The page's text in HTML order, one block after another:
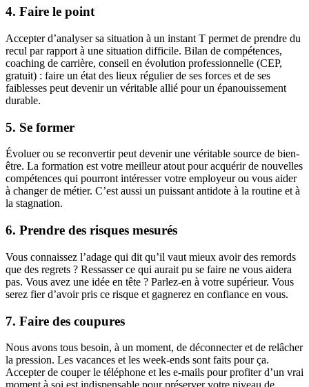
4. Faire le point
Accepter d’analyser sa situation à un instant T permet de prendre du
recul par rapport à une situation difficile. Bilan de compétences,
coaching de carrière, conseil en évolution professionnelle (CEP,
gratuit) : faire un état des lieux régulier de ses forces et de ses
faiblesses peut devenir un véritable allié pour un épanouissement
durable.
5. Se former
Évoluer ou se reconvertir peut devenir une véritable source de bien-
être. La formation est votre meilleur atout pour acquérir de nouvelles
compétences qui pourront intéresser votre employeur ou vous aider
à changer de métier. C’est aussi un puissant antidote à la routine et à
la stagnation.
6. Prendre des risques mesurés
Vous connaissez l’adage qui dit qu’il vaut mieux avoir des remords
que des regrets ? Ressasser ce qui aurait pu se faire ne vous aidera
pas. Vous avez une idée en tête ? Parlez-en à votre supérieur. Vous
serez fier d’avoir pris ce risque et gagnerez en confiance en vous.
7. Faire des coupures
Nous avons tous besoin, à un moment, de déconnecter et de relâcher
la pression. Les vacances et les week-ends sont faits pour ça.
Accepter de couper le téléphone et les e-mails pour profiter d’un vrai